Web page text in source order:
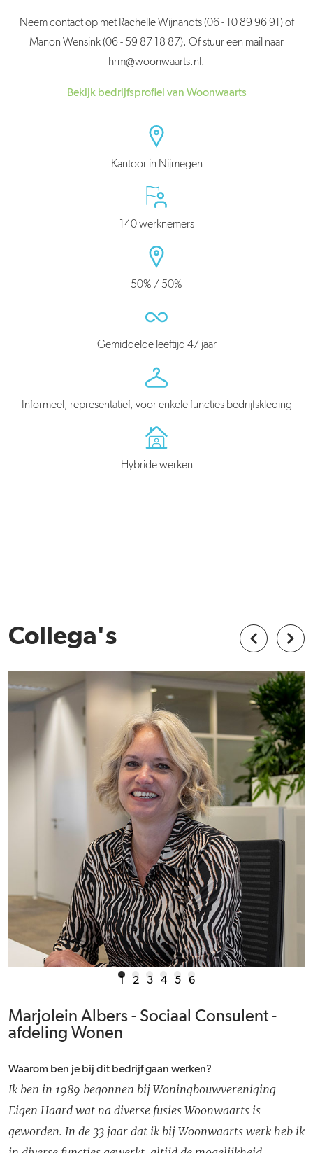
Neem contact op met Rachelle Wijnandts (06 - 10 89 96 91) of
Manon Wensink (06 - 59 87 18 87). Of stuur een mail naar
hrm@woonwaarts.nl.
Bekijk bedrijfsprofiel van Woonwaarts
Kantoor in Nijmegen
140 werknemers
50% / 50%
Gemiddelde leeftijd 47 jaar
Informeel, representatief, voor enkele functies bedrijfskleding
Hybride werken
Collega's
1 2 3 4 5 6
Marjolein Albers - Sociaal Consulent -
afdeling Wonen
Waarom ben je bij dit bedrijf gaan werken?
Ik ben in 1989 begonnen bij Woningbouwvereniging
Eigen Haard wat na diverse fusies Woonwaarts is
geworden. In de 33 jaar dat ik bij Woonwaarts werk heb ik